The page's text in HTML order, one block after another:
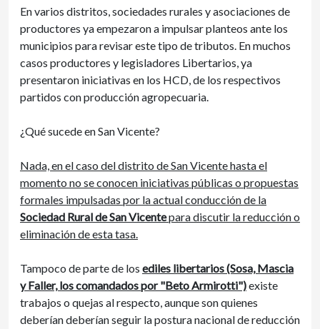
En varios distritos, sociedades rurales y asociaciones de
productores ya empezaron a impulsar planteos ante los
municipios para revisar este tipo de tributos. En muchos
casos productores y legisladores Libertarios, ya
presentaron iniciativas en los HCD, de los respectivos
partidos con producción agropecuaria.
¿Qué sucede en San Vicente?
Nada, en el caso del distrito de San Vicente hasta el
momento no se conocen iniciativas públicas o propuestas
formales impulsadas por la actual conducción de la
Sociedad Rural de San Vicentepara discutir la reducción o
eliminación de esta tasa.
Tampoco de parte de los ediles libertarios (Sosa, Mascia
y Faller, los comandados por "Beto Armirotti")existe
trabajos o quejas al respecto, aunque son quienes
deberían deberían seguir la postura nacional de reducción